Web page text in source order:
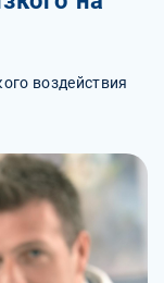
воздействия